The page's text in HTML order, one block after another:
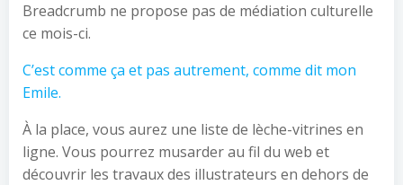
Breadcrumb ne propose pas de médiation culturelle
ce mois-ci.
C’est comme ça et pas autrement, comme dit mon
Emile.
À la place, vous aurez une liste de lèche-vitrines en
ligne. Vous pourrez musarder au fil du web et
découvrir les travaux des illustrateurs en dehors de